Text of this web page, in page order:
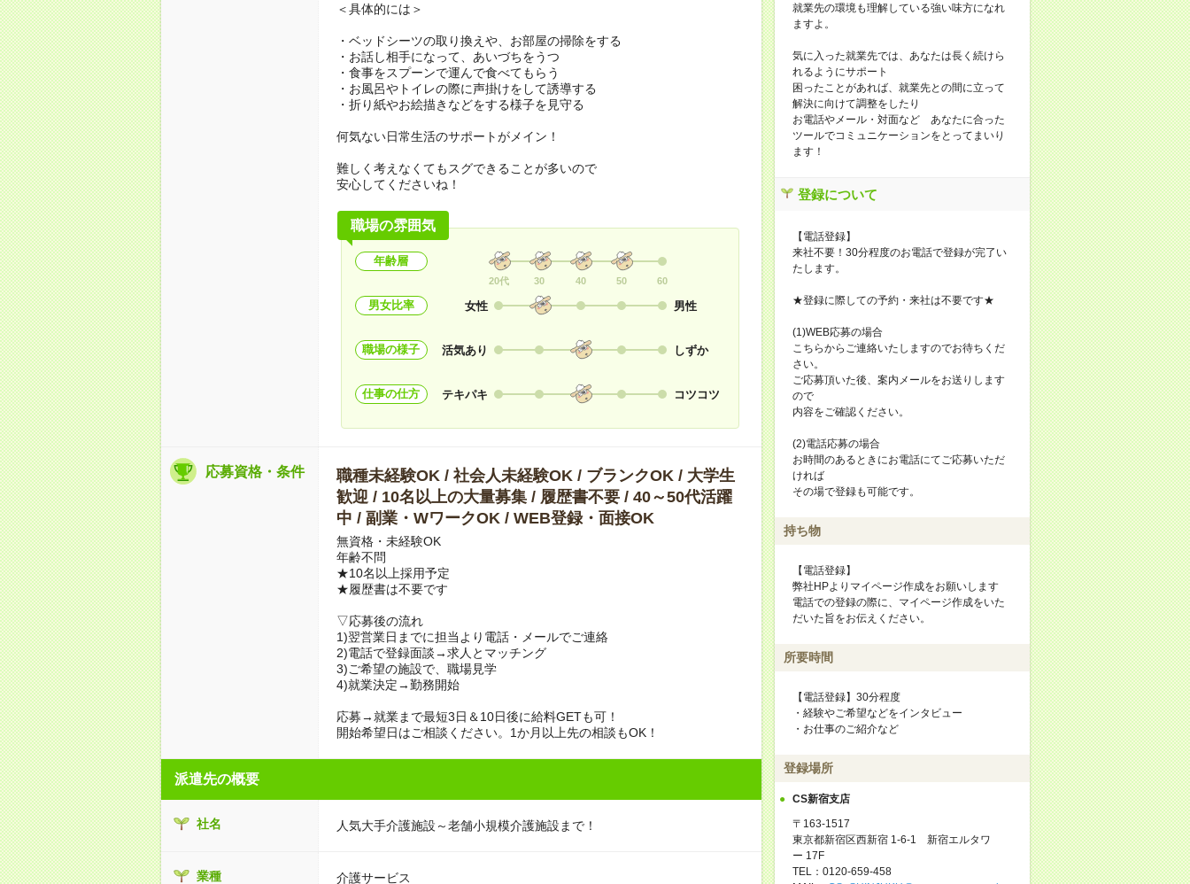
＜具体的には＞
・ベッドシーツの取り換えや、お部屋の掃除をする
・お話し相手になって、あいづちをうつ
・食事をスプーンで運んで食べてもらう
・お風呂やトイレの際に声掛けをして誘導する
・折り紙やお絵描きなどをする様子を見守る
何気ない日常生活のサポートがメイン！
難しく考えなくてもスグできることが多いので
安心してくださいね！
職場の雰囲気
年齢層
20代 30 40 50 60
男女比率 女性 男性
職場の様子 活気あり しずか
仕事の仕方 テキパキ コツコツ
応募資格・条件
職種未経験OK / 社会人未経験OK / ブランクOK / 大学生
歓迎 / 10名以上の大量募集 / 履歴書不要 / 40～50代活躍
中 / 副業・WワークOK / WEB登録・面接OK
無資格・未経験OK
年齢不問
★10名以上採用予定
★履歴書は不要です
▽応募後の流れ
1)翌営業日までに担当より電話・メールでご連絡
2)電話で登録面談→求人とマッチング
3)ご希望の施設で、職場見学
4)就業決定→勤務開始
応募→就業まで最短3日＆10日後に給料GETも可！
開始希望日はご相談ください。1か月以上先の相談もOK！
派遣先の概要
社名 人気大手介護施設～老舗小規模介護施設まで！
業種 介護サービス
就業先の環境も理解している強い味方になれ
ますよ。
気に入った就業先では、あなたは長く続けら
れるようにサポート
困ったことがあれば、就業先との間に立って
解決に向けて調整をしたり
お電話やメール・対面など あなたに合った
ツールでコミュニケーションをとってまいり
ます！
登録について
【電話登録】
来社不要！30分程度のお電話で登録が完了い
たします。
★登録に際しての予約・来社は不要です★
(1)WEB応募の場合
こちらからご連絡いたしますのでお待ちくだ
さい。
ご応募頂いた後、案内メールをお送りします
ので
内容をご確認ください。
(2)電話応募の場合
お時間のあるときにお電話にてご応募いただ
ければ
その場で登録も可能です。
持ち物
【電話登録】
弊社HPよりマイページ作成をお願いします
電話での登録の際に、マイページ作成をいた
だいた旨をお伝えください。
所要時間
【電話登録】30分程度
・経験やご希望などをインタビュー
・お仕事のご紹介など
登録場所
CS新宿支店
〒163-1517
東京都新宿区西新宿 1-6-1 新宿エルタワ
ー 17F
TEL：0120-659-458